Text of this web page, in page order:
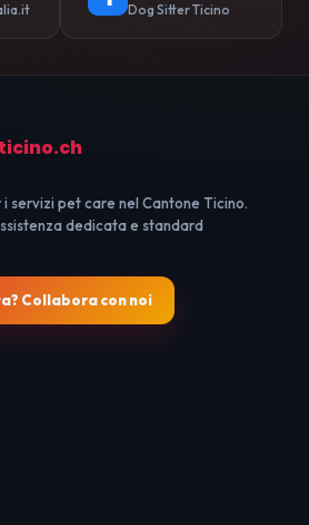
Dog Sitter Ticino
servizi pet care nel Cantone Ticino.
dedicata e standard
Collabora con noi